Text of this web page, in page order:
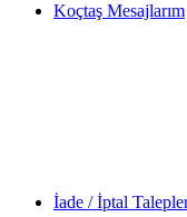
Koçtaş Mesajlarım
İade / İptal